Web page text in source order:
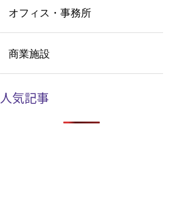
オフィス・事務所
商業施設
人気記事